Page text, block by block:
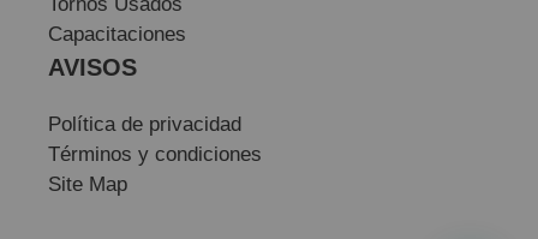
Tornos Usados
Capacitaciones
AVISOS
Política de privacidad
Términos y condiciones
Site Map